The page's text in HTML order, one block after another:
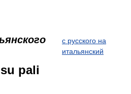
с русского на
итальянский
pali